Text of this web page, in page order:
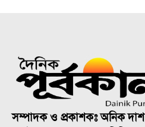
সম্পাদক ও প্রকাশকঃ অনিক দাশ